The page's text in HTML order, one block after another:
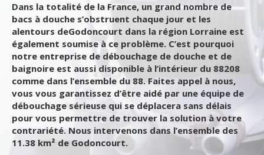
Dans la totalité de la France, un grand nombre de
bacs à douche s’obstruent chaque jour et les
alentours deGodoncourt dans la région Lorraine est
également soumise à ce problème. C’est pourquoi
notre entreprise de débouchage de douche et de
baignoire est aussi disponible à l’intérieur du 88208
comme dans l’ensemble du 88. Faites appel à nous,
vous vous garantissez d’être aidé par une équipe de
débouchage sérieuse qui se déplacera sans délais
pour vous permettre de trouver la solution à votre
contrariété. Nous intervenons dans l’ensemble des
11.38 km² de Godoncourt.